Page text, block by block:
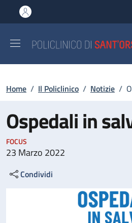
al contenuto principale
to footer content
Briciole di pane
Home / Il Policlinico / Notizie /
Ospedali in
FOCUS
23 Marzo 2022
Condividi